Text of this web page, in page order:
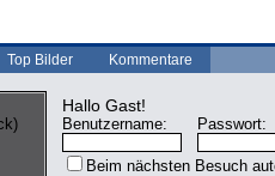
Top Bilder Kommentare
Hallo Gast!
Benutzername: Passwort:
Beim nächsten Besuch